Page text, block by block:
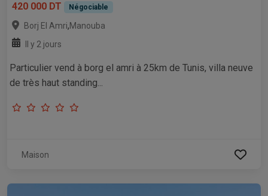
420 000 DT
Négociable
Borj El Amri,Manouba
Il y 2 jours
Particulier vend à borg el amri à 25km de Tunis, villa neuve
de très haut standing...
Maison